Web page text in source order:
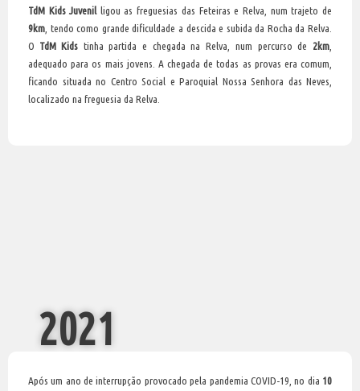
TdM Kids Juvenilligou as freguesias das Feteiras e Relva, num trajeto de
9km , tendo como grande dificuldade a descida e subida da Rocha da Relva.
O TdM Kids tinha partida e chegada na Relva, num percurso de 2km
adequado para os mais jovens. A chegada de todas as provas era comum,
ficando situada no Centro Social e Paroquial Nossa Senhora das Neves,
localizado na freguesia da Relva.
2021
Após um ano de interrupção provocado pela pandemia COVID-19, no dia 10